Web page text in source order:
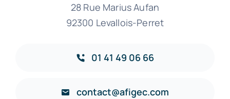
28 Rue Marius Aufan
92300 Levallois-Perret
01 41 49 06 66
contact@afigec.com